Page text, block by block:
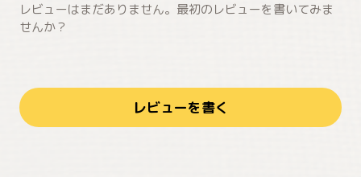
レビューはまだありません。最初のレビューを書いてみま
せんか？
レビューを書く